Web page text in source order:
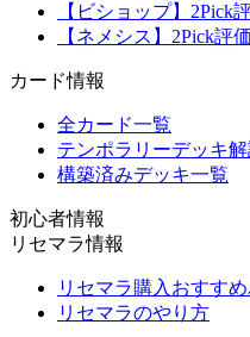
【ビショップ】2Pick
【ネメシス】2Pick評価
カード情報
全カード一覧
テンポラリーデッキ解
構築済みデッキ一覧
初心者情報
リセマラ情報
リセマラ購入おすす
リセマラのやり方